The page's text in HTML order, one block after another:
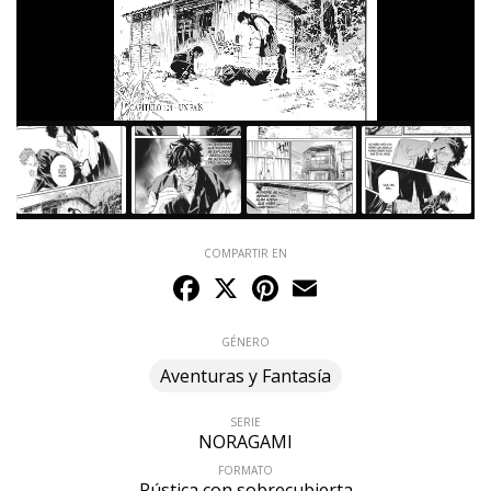
COMPARTIR EN
Facebook
X Pinterest
GÉNERO
Aventuras y Fantasía
SERIE
NORAGAMI
FORMATO